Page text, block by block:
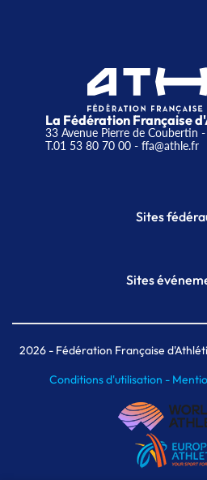
La Fédération Française
33 Avenue Pierre de Coubertin
T.01 53 80 70 00- ffa@athle.fr
Sites
Plateforme
Sites
Meeting de
MAIF Ekiden
2026- Fédération Française
Conditions d'utilisation -